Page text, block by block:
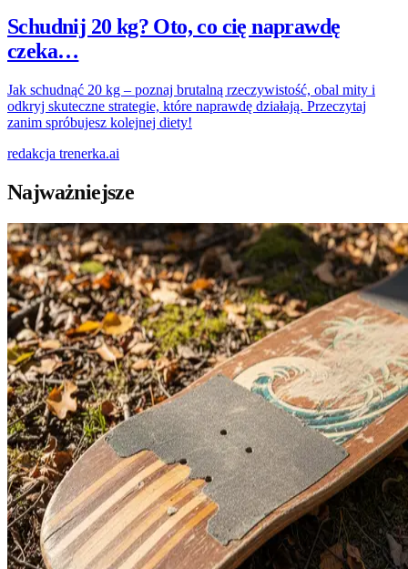
Schudnij 20 kg? Oto, co cię naprawdę
czeka…
Jak schudnąć 20 kg – poznaj brutalną rzeczywistość, obal mity i
odkryj skuteczne strategie, które naprawdę działają. Przeczytaj
zanim spróbujesz kolejnej diety!
redakcja trenerka.ai
Najważniejsze